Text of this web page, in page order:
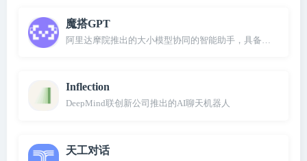
魔搭GPT
阿里达摩院推出的大小模型协同的智能助手，具备作诗、绘
Inflection
DeepMind联创新公司推出的AI聊天机器人
天工对话